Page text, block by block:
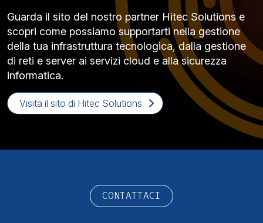
Guarda il sito del nostro partner Hitec Solutions e
scopri come possiamo supportarti nella gestione
della tua infrastruttura tecnologica, dalla gestione
di reti e server ai servizi cloud e alla sicurezza
informatica.
Visita il sito di Hitec Solutions
CONTATTACI